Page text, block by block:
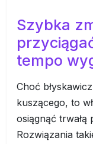
Szybka
tempo
Choć
kuszącego, to
osiągnąć
Rozwiązania